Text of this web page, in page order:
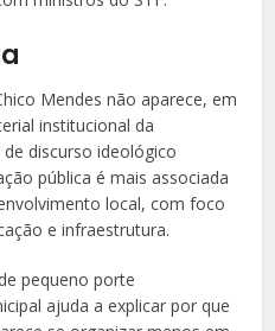
Mendes não aparece, em
institucional da
discurso ideológico
pública é mais associada
local, com foco
e infraestrutura.
pequeno porte
ajuda a explicar por que